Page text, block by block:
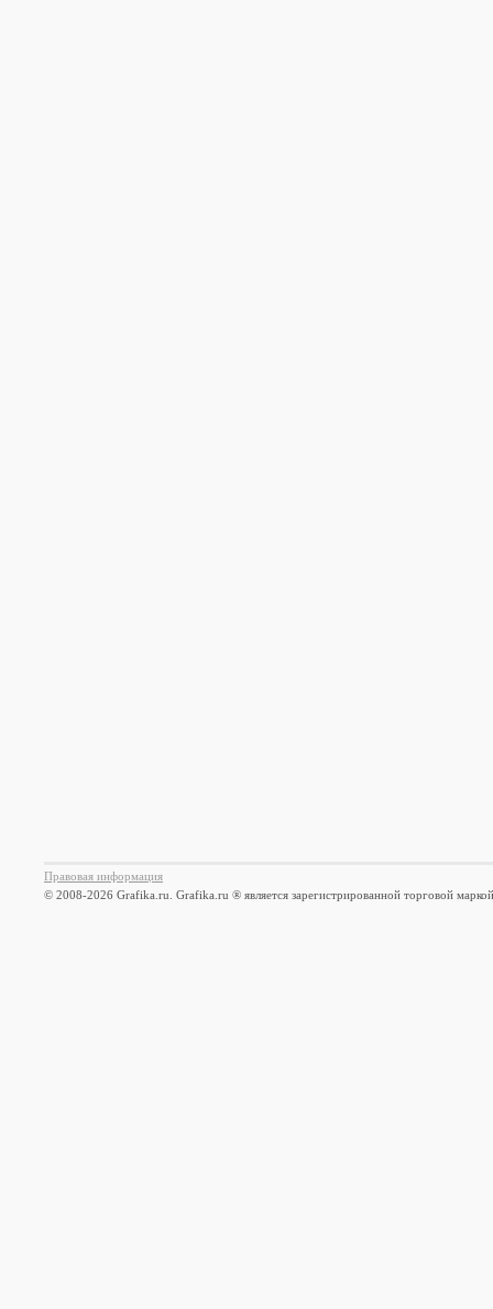
Правовая информация
© 2008-2026 Grafika.ru. Grafika.ru ® является зарегистрированной торговой маркой